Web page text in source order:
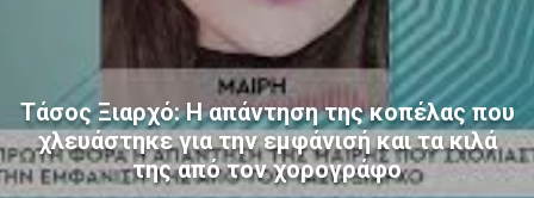
Τάσος Ξιαρχό: Η απάντηση της κοπέλας που
χλευάστηκε για την εμφάνισή και τα κιλά
της από τον χορογράφο